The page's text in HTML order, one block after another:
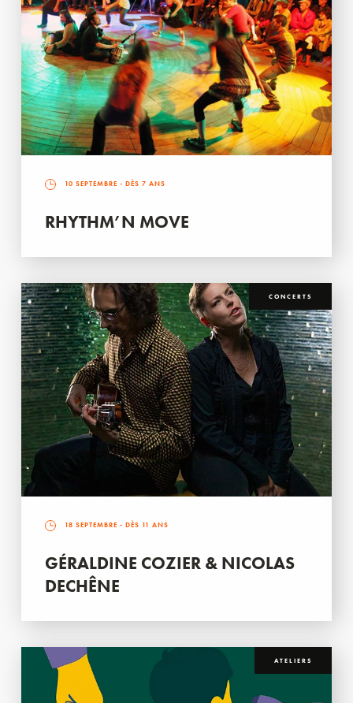
10 SEPTEMBRE - DÈS 7 ANS
RHYTHM’N MOVE
CONCERTS
18 SEPTEMBRE - DÈS 11 ANS
GÉRALDINE COZIER & NICOLAS
DECHÊNE
ATELIERS